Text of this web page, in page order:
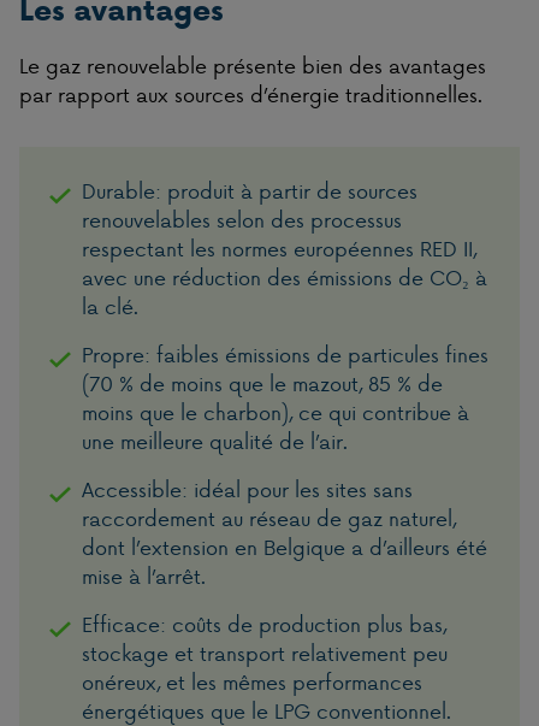
Les avantages
Le gaz renouvelable présente bien des avantages
par rapport aux sources d’énergie traditionnelles.
Durable: produit à partir de sources
renouvelables selon des processus
respectant les normes européennes RED II,
avec une réduction des émissions de CO₂ à
la clé.
Propre: faibles émissions de particules fines
(70 % de moins que le mazout, 85 % de
moins que le charbon), ce qui contribue à
une meilleure qualité de l’air.
Accessible: idéal pour les sites sans
raccordement au réseau de gaz naturel,
dont l’extension en Belgique a d’ailleurs été
mise à l’arrêt.
Efficace: coûts de production plus bas,
stockage et transport relativement peu
onéreux, et les mêmes performances
énergétiques que le LPG conventionnel.